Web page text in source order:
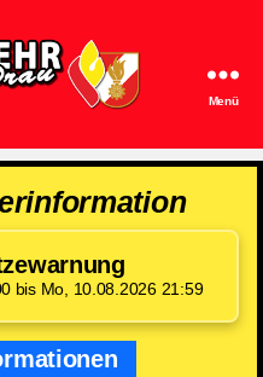
Drau
Menü
bis Mo, 10.08.2026 21:59